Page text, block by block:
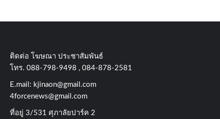
ติดต่อ​ โฆษณา​ ประชาสัมพันธ์
โทร​. 088-798-9498 , 084-878-2581
E.mail: kjinaon@gmail.com
4forcenews@gmail.com
ที่อยู่​ 3/531​ ศุภาลัยปาร์ค​ 2